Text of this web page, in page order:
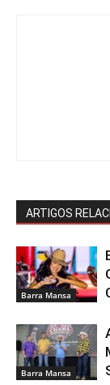
ARTIGOS
Barra Mansa
Barra Mansa